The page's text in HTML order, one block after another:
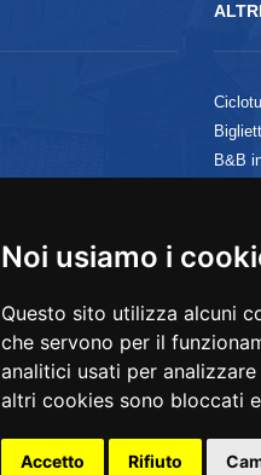
Noi usiamo i
Questo sito utilizza alcuni
che servono per il
analitici usati per
altri cookies sono bloccati
Accetto Rifiuto
B&B